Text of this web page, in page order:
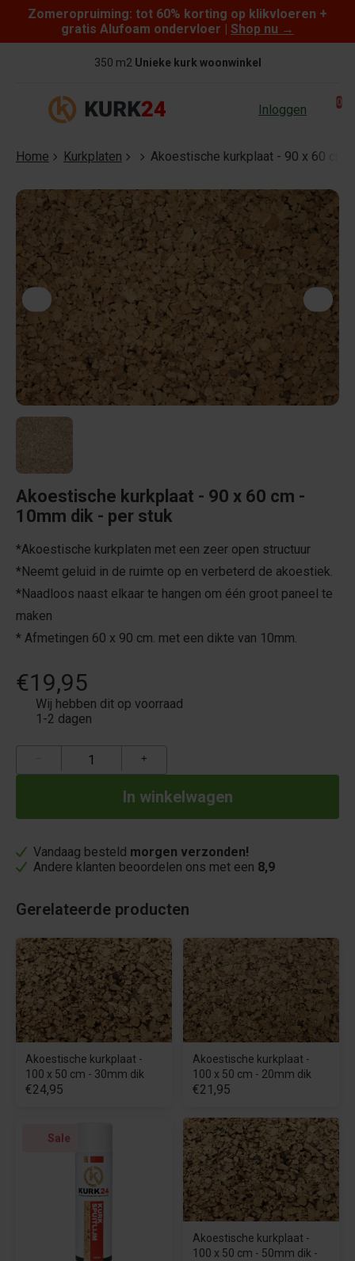
Skip to content
Zomeropruiming: tot 60% korting op klikvloeren +
gratis Alufoam ondervloer | Shop nu →
350 m2 Unieke kurk woonwinkel
Inloggen 0
Home Kurkplaten Akoestische kurkplaat - 90 x 60 cm
Akoestische kurkplaat - 90 x 60 cm -
10mm dik - per stuk
*Akoestische kurkplaten met een zeer open structuur
*Neemt geluid in de ruimte op en verbeterd de akoestiek.
*Naadloos naast elkaar te hangen om één groot paneel te
maken
* Afmetingen 60 x 90 cm. met een dikte van 10mm.
€19,95
Wij hebben dit op voorraad
1-2 dagen
+
Vandaag besteld morgen verzonden!
Andere klanten beoordelen ons met een 8,9
Gerelateerde producten
Akoestische kurkplaat -
100 x 50 cm - 30mm dik
€24,95
Akoestische kurkplaat -
100 x 50 cm - 20mm dik
€21,95
Sale
Akoestische kurkplaat -
100 x 50 cm - 50mm dik -